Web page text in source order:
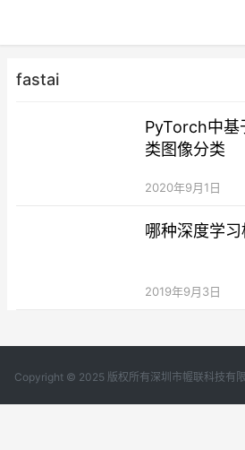
fastai
PyTorch中基
类图像分类
2020年9月1日
哪种深度学
2019年9月3日
Copyright © 2025 版权所有深圳市幄联科技有